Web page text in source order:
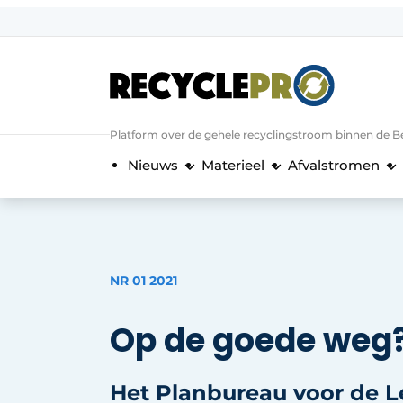
Algemene voorwaarden
Podcasts
Privacy / Cookie statement
RecyclePro | Vakblad over de
Platform over de gehele recyclingstroom binnen de
Nieuws Materieel Afvalstromen
NR 01 2021
Op de goede
Het Planbureau voor de